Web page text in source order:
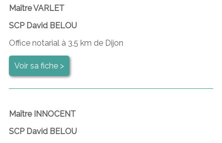
Maître VARLET
SCP David BELOU
Office notarial à 3,5 km de Dijon
Voir sa fiche >
Maître INNOCENT
SCP David BELOU